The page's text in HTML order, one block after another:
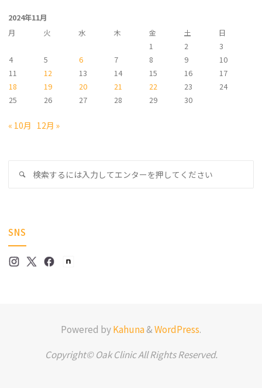
ブ
2024年11月
月
火 水 木 金 土
日
1
2
3
4
5 6 7 8 9
10
11
12 13 14 15 16
17
18
19 20 21 22 23
24
25
26 27 28 29 30
« 10月 12月 »
検
SNS
Powered byKahuna&WordPress.
Copyright© Oak Clinic All Rights Reserved.